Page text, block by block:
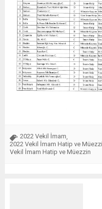
2022 Vekil İmam
2022 Vekil İmam Hatip ve
Vekil İmam Hatip ve Müezzin